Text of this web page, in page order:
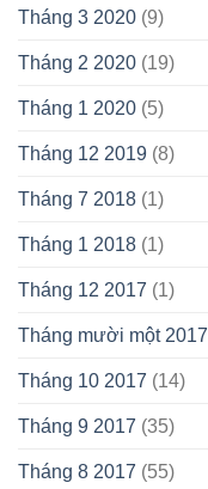
Tháng 3 2020 (9)
Tháng 2 2020 (19)
Tháng 1 2020 (5)
Tháng 12 2019 (8)
Tháng 7 2018 (1)
Tháng 1 2018 (1)
Tháng 12 2017 (1)
Tháng mười một 2017
Tháng 10 2017 (14)
Tháng 9 2017 (35)
Tháng 8 2017 (55)